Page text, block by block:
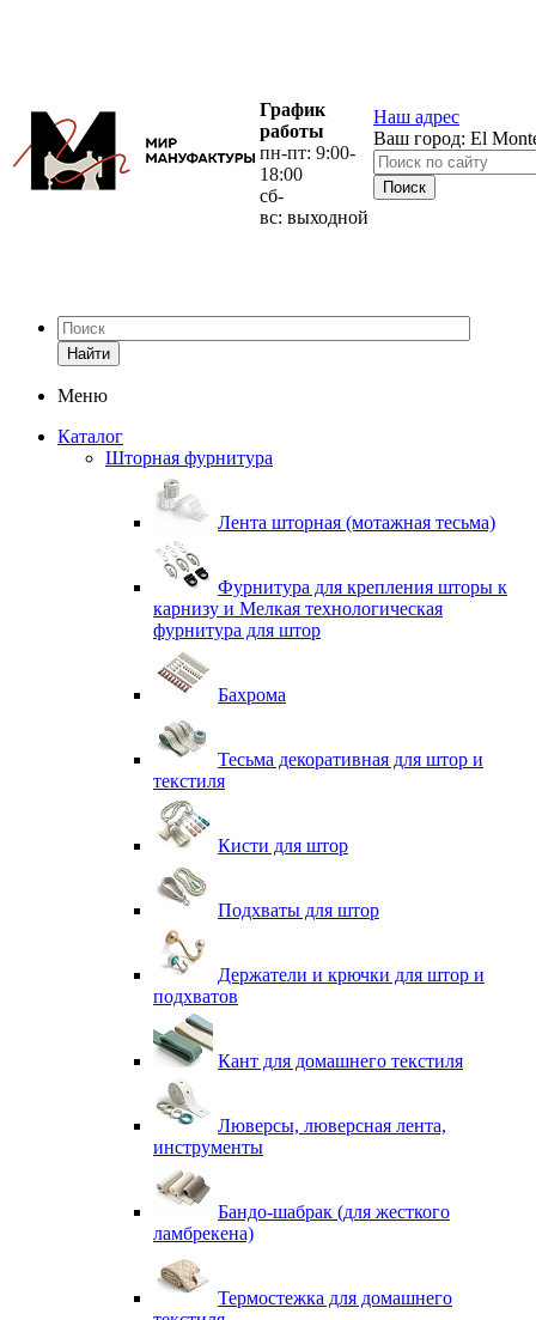
График
работы
пн-пт: 9:00-
18:00
сб-
вс: выходной
Наш адрес
Ваш город: El
Найти
Меню
Каталог
Шторная фурнитура
Лента шторная (мотажная тесьма)
Фурнитура для крепления шторы к
карнизу и Мелкая технологическая
фурнитура для штор
Бахрома
Тесьма декоративная для штор и
текстиля
Кисти для штор
Подхваты для штор
Держатели и крючки для штор и
подхватов
Кант для домашнего текстиля
Люверсы, люверсная лента,
инструменты
Бандо-шабрак (для жесткого
ламбрекена)
Термостежка для домашнего